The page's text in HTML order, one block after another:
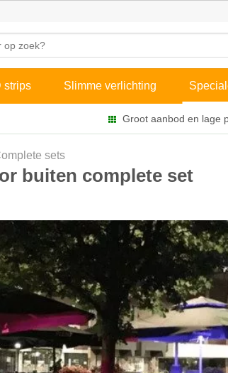
strips Slimme verlichting
Groot aanbod en lage
sets
buiten complete set